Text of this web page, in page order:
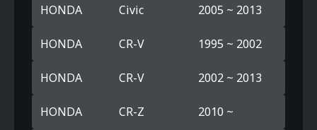
HONDA Civic 2005 ~ 2013
HONDA CR-V 1995 ~ 2002
HONDA CR-V 2002 ~ 2013
HONDA CR-Z 2010 ~